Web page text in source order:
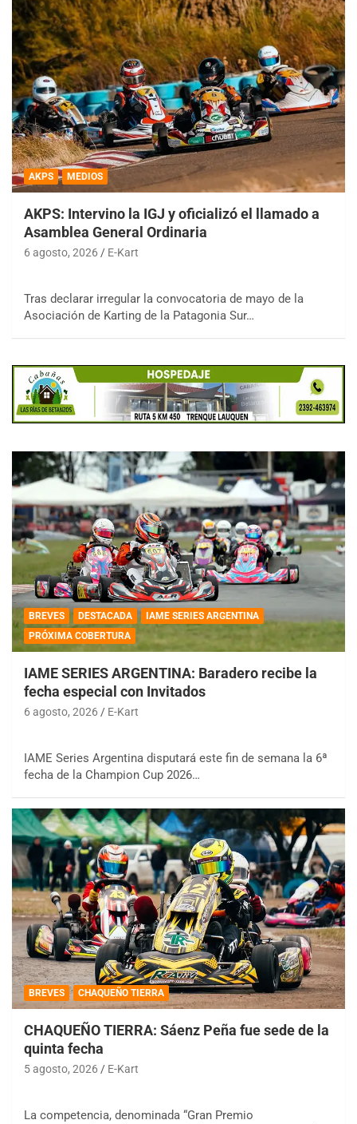
AKPS MEDIOS
AKPS: Intervino la IGJ y oficializó el llamado a
Asamblea General Ordinaria
6 agosto, 2026 E-Kart
Tras declarar irregular la convocatoria de mayo de la
Asociación de Karting de la Patagonia Sur…
BREVES DESTACADA
IAME SERIES ARGENTINA
PRÓXIMA COBERTURA
IAME SERIES ARGENTINA: Baradero recibe la
fecha especial con Invitados
6 agosto, 2026 E-Kart
IAME Series Argentina disputará este fin de semana la 6ª
fecha de la Champion Cup 2026…
BREVES CHAQUEÑO TIERRA
CHAQUEÑO TIERRA: Sáenz Peña fue sede de la
quinta fecha
5 agosto, 2026 E-Kart
La competencia, denominada “Gran Premio